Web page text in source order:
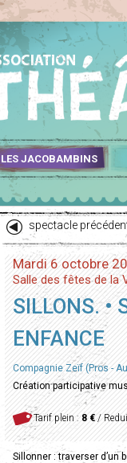
LES JACOBAMBINS
spectacle
Mardi 6 octobre
Salle des fêtes de la
SILLONS. •
ENFANCE
Compagnie Zeïf (Pros -
Création participative
Tarif plein :8 € /
Sillonner : traverser d’un